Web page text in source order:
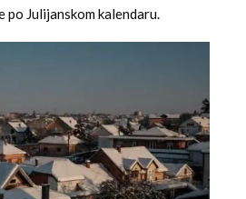
po Julijanskom kalendaru.